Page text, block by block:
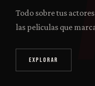
Todo sobre tus
las peliculas que
EXPLORAR